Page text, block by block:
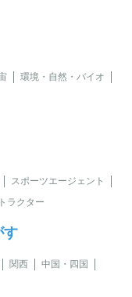
環境・自然・バイオ
スポーツエージェント
ラクター
す
関西
中国・四国